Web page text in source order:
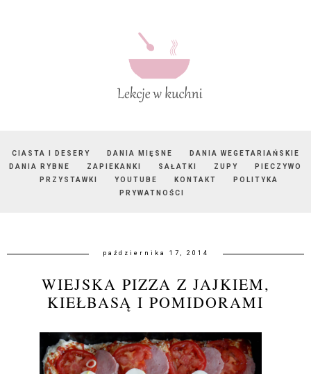
CIASTA I DESERY DANIA MIĘSNE
DANIA WEGETARIAŃSKIE
DANIA RYBNE
ZAPIEKANKI SAŁATKI ZUPY
PIECZYWO
PRZYSTAWKI
YOUTUBE KONTAKT
POLITYKA
PRYWATNOŚCI
października 17, 2014
WIEJSKA PIZZA Z JAJKIEM,
KIEŁBASĄ I POMIDORAMI